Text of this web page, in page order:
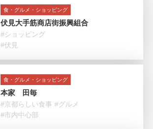
食・グルメ・ショッピング
伏見大手筋商店街振興組合
#ショッピング
#伏見
食・グルメ・ショッピング
本家 田毎
#京都らしい食事 #グルメ
#市内中心部